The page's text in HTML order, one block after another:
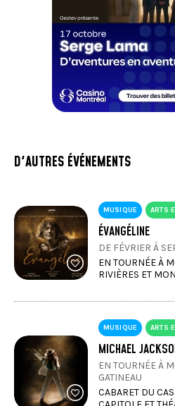
D'AUTRES ÉVÉNEMENTS
MUSIQUE ARTS
ÉVANGÉLINE
DE FÉVRIER À
EN TOURNÉE À
RIVIÈRES ET
MUSIQUE ARTS
MICHAEL
EN TOURNÉE À
GATINEAU
CABARET DU